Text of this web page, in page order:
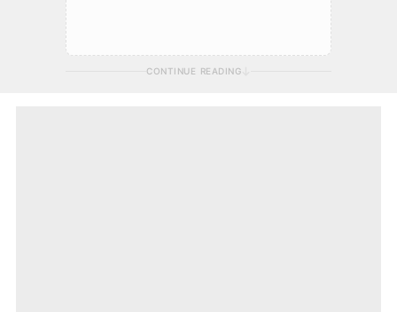
CONTINUE READING